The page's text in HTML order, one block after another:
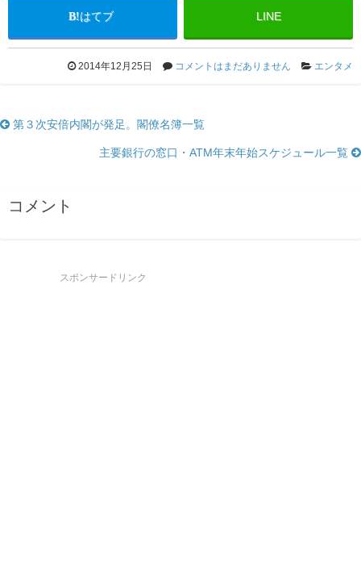
はてブ LINE
2014年12月25日 コメントはまだありません エンタメ
第３次安倍内閣が発足。閣僚名簿一覧
主要銀行の窓口・ATM年末年始スケジュール一覧
コメント
スポンサードリンク